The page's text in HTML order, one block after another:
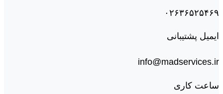
۰۲۶۳۶۵۲۵۴۶۹
ایمیل پشتیبانی
info@madservices.ir
ساعت کاری